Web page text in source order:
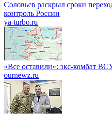
Соловьев раскрыл сроки
контроль России
ya-turbo.ru
«Все оставили»: экс-комбат
ournewz.ru